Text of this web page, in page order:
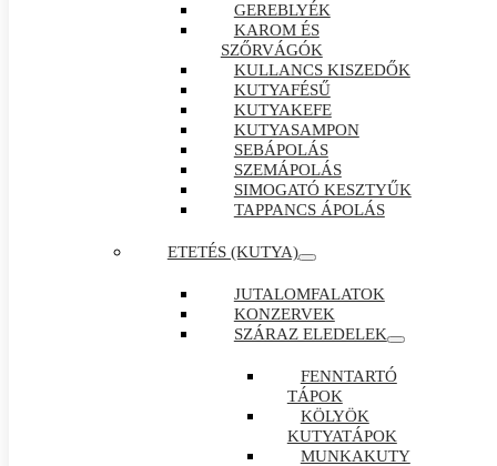
GEREBLYÉK
KAROM ÉS
SZŐRVÁGÓK
KULLANCS KISZEDŐK
KUTYAFÉSŰ
KUTYAKEFE
KUTYASAMPON
SEBÁPOLÁS
SZEMÁPOLÁS
SIMOGATÓ KESZTYŰK
TAPPANCS ÁPOLÁS
ETETÉS (KUTYA)
JUTALOMFALATOK
KONZERVEK
SZÁRAZ ELEDELEK
FENNTARTÓ
TÁPOK
KÖLYÖK
KUTYATÁPOK
MUNKAKUTY